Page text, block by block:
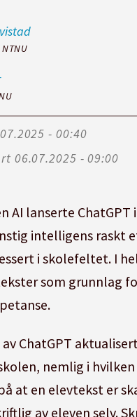
NTNU
- 00:40
06.07.2025 - 09:00
AI lanserte ChatGPT
intelligens raskt
i skolefeltet. I
som grunnlag
ChatGPT
nemlig i
at en elevtekst er
av eleven selv.